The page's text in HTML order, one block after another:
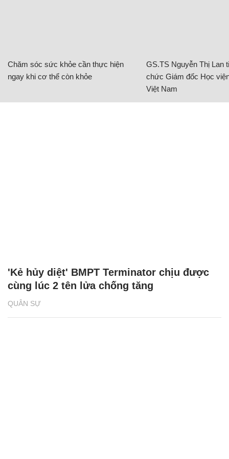
Chăm sóc sức khỏe cần thực hiện
ngay khi cơ thể còn khỏe
GS.TS Nguyễn Thị Lan
chức Giám đốc Học
Việt Nam
QUÂN SỰ
'Kẻ hủy diệt' BMPT Terminator chịu được
cùng lúc 2 tên lửa chống tăng